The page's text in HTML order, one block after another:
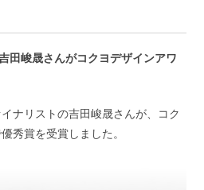
田峻晟さんがコクヨデザインアワ
ナリストの吉田峻晟さんが、コク
秀賞を受賞しました。